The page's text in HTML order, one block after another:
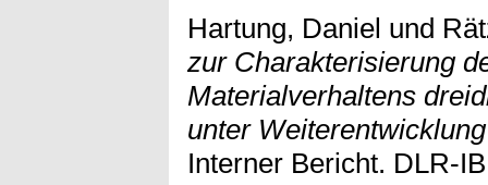
Hartung, Daniel und
zur Charakterisierung
Materialverhaltens
unter
Interner Bericht. DLR-